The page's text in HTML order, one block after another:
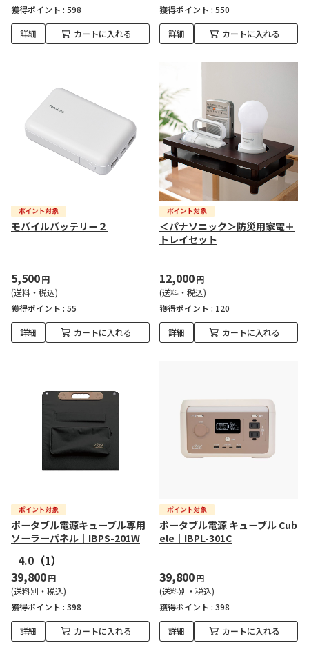
獲得ポイント : 598
詳細 カートに入れる
獲得ポイント : 550
詳細 カートに入れる
モバイルバッテリー２
5,500円
(送料・税込)
獲得ポイント : 55
詳細 カートに入れる
＜パナソニック＞防災用家電＋
トレイセット
12,000円
(送料・税込)
獲得ポイント : 120
詳細 カートに入れる
ポータブル電源キューブル専用
ソーラーパネル｜IBPS-201W
4.0 （1）
39,800円
(送料別・税込)
獲得ポイント : 398
詳細 カートに入れる
ポータブル電源 キューブル Cub
ele｜IBPL-301C
39,800円
(送料別・税込)
獲得ポイント : 398
詳細 カートに入れる